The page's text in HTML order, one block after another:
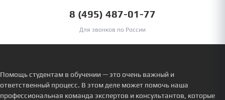
8 (495) 487-01-77
Для звонков по России
Помощь студентам в обучении — это очень важный и
ответственный процесс. В этом деле может помочь наша
профессиональная команда экспертов и консультантов, которые